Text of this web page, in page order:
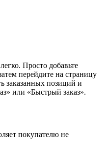
Просто добавьте
перейдите на страницу
заказанных позиций и
или «Быстрый заказ».
покупателю не